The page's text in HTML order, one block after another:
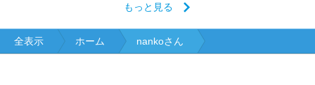
もっと見る
全表示 ホーム nankoさん